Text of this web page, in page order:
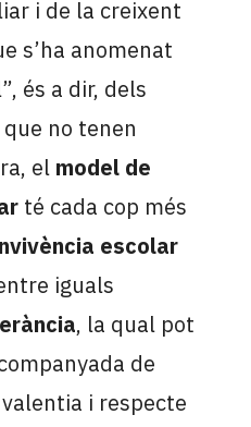
i de la creixent
s’ha anomenat
és a dir, dels
no tenen
el model de
té cada cop més
escolar
iguals
, la qual pot
de
i respecte